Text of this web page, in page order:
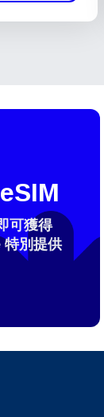
eSim?
by checking
with a QR
可獲得
特別提供
登